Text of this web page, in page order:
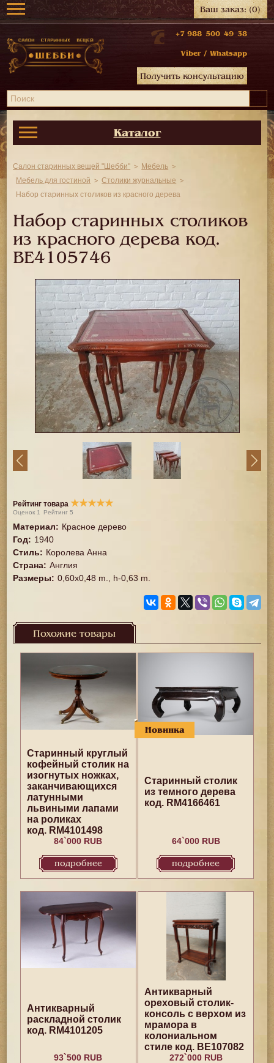
Ваш заказ:(0)
+7 988 500 49 38
Viber / Whatsapp
Получить консультацию
Каталог
Салон старинных вещей "Шебби"
Мебель
Мебель для гостиной
Столики журнальные
Набор старинных столиков из красного дерева
Набор старинных столиков
из красного дерева код.
BE4105746
Рейтинг товара ★★★★★
Оценок 1 Рейтинг5
Материал: Красное дерево
Год: 1940
Стиль: Королева Анна
Страна: Англия
Размеры: 0,60x0,48 m., h-0,63 m.
Похожие товары
Старинный круглый
кофейный столик на
изогнутых ножках,
заканчивающихся
латунными
львиными лапами
на роликах
код. RM4101498
84`000 RUB
подробнее
Новинка
Старинный столик
из темного дерева
код. RM4166461
64`000 RUB
подробнее
Антикварный
раскладной столик
код. RM4101205
93`500 RUB
Антикварный
ореховый столик-
консоль с верхом из
мрамора в
колониальном
стиле код. BE107082
272`000 RUB